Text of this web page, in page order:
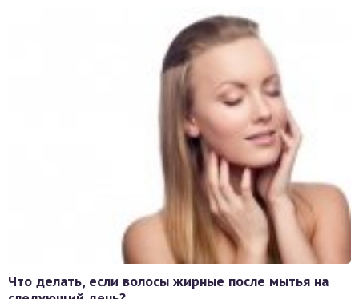
Что делать, если волосы жирные после мытья на